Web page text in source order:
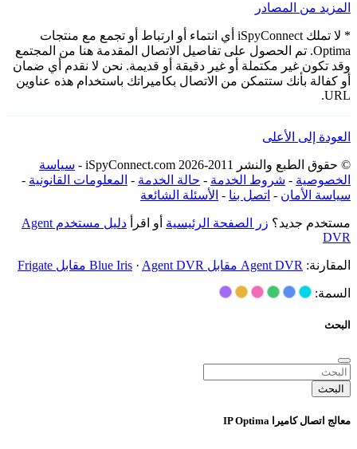
المزيد من المصادر
* لا تملك iSpyConnect أي انتماء أو ارتباط أو تجمع مع منتجات
Optima. تم الحصول على تفاصيل الاتصال المقدمة هنا من المجتمع
وقد تكون غير مكتملة أو غير دقيقة أو قديمة. نحن لا نقدم أي ضمان
أو كفالة بأنك ستتمكن من الاتصال بكاميراتك باستخدام هذه عناوين
URL.
العودة إلى الأعلى
© حقوق الطبع والنشر 2011-2026 iSpyConnect.com -
سياسة
الخصوصية - شروط الخدمة - حالة الخدمة - المعلومات القانونية -
سياسة الأمان - اتصل بنا - الأسئلة الشائعة
مستخدم جديد؟ زر الصفحة الرئيسية أو اقرأ
دليل مستخدم Agent
DVR
المقارنة: Agent DVR مقابل Blue Iris · Agent DVR مقابل Frigate
السمة:
البحث
البحث
معالج اتصال كاميرا IP Optima